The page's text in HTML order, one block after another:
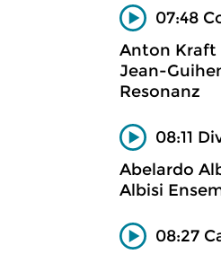
07:48
Anton Kraft
Jean-
Resonanz
08:11
Abelardo
Albisi
08:27